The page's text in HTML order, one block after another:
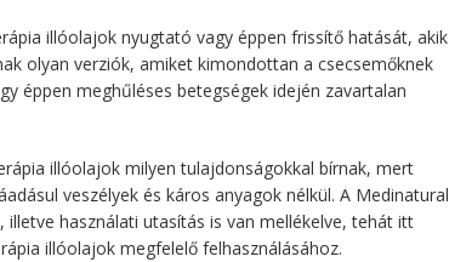
illóolajok nyugtató vagy éppen frissítő hatását, akik
olyan verziók, amiket kimondottan a csecsemőknek
éppen meghűléses betegségek idején zavartalan
illóolajok milyen tulajdonságokkal bírnak, mert
veszélyek és káros anyagok nélkül. A Medinatural
használati utasítás is van mellékelve, tehát itt
illóolajok megfelelő felhasználásához.